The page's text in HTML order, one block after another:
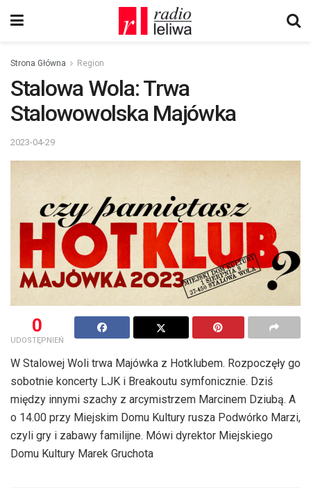
Strona Główna Region
Stalowa Wola: Trwa
Stalowowolska Majówka
2023-04-29
0
UDOSTĘPNIEŃ
W Stalowej Woli trwa Majówka z Hotklubem. Rozpoczęły go
sobotnie koncerty LJK i Breakoutu symfonicznie. Dziś
między innymi szachy z arcymistrzem Marcinem Dziubą. A
o 14.00 przy Miejskim Domu Kultury rusza Podwórko Marzi,
czyli gry i zabawy familijne. Mówi dyrektor Miejskiego
Domu Kultury Marek Gruchota